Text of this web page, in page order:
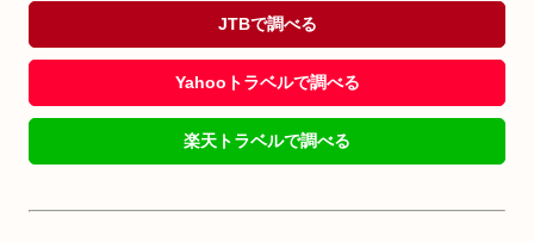
JTBで調べる
Yahooトラベルで調べる
楽天トラベルで調べる